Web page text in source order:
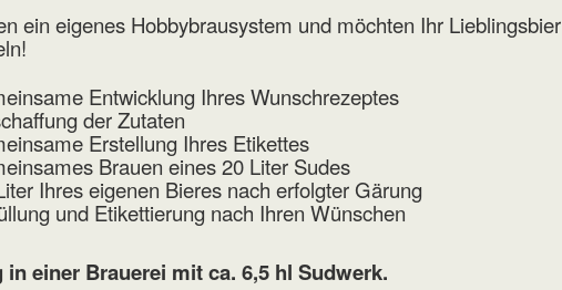
ein eigenes Hobbybrausystem und möchten Ihr Lieblingsbier
Entwicklung Ihres Wunschrezeptes
der Zutaten
Erstellung Ihres Etikettes
Brauen eines 20 Liter Sudes
Ihres eigenen Bieres nach erfolgter Gärung
und Etikettierung nach Ihren Wünschen
in einer Brauerei mit ca. 6,5 hl Sudwerk.